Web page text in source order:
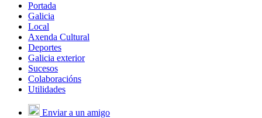
Portada
Galicia
Local
Axenda Cultural
Deportes
Galicia exterior
Sucesos
Colaboracións
Utilidades
Enviar a un amigo